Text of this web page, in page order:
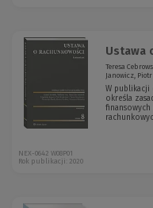
Ustawa
Teresa
Janowicz,
W
określa
finansowych
NEX-0642 W08P01
Rok publikacji: 2020